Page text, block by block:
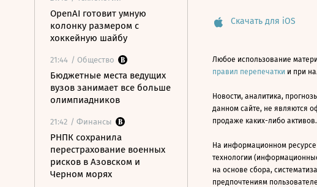
OpenAI готовит умную
колонку размером с
хоккейную шайбу
21:44 / Общество
Бюджетные места ведущих
вузов занимает все больше
олимпиадников
21:42 / Финансы
РНПК сохранила
перестрахование военных
рисков в Азовском и
Черном морях
Скачать для iOS
Любое использование
правил перепечатки и при
Новости, аналитика,
данном сайте, не являются
продаже каких-либо активов.
На информационном
технологии
на основе сбора,
предпочтениям